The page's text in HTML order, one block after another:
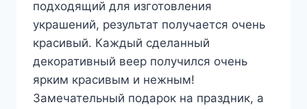
подходящий для изготовления
украшений, результат получается очень
красивый. Каждый сделанный
декоративный веер получился очень
ярким красивым и нежным!
Замечательный подарок на праздник, а